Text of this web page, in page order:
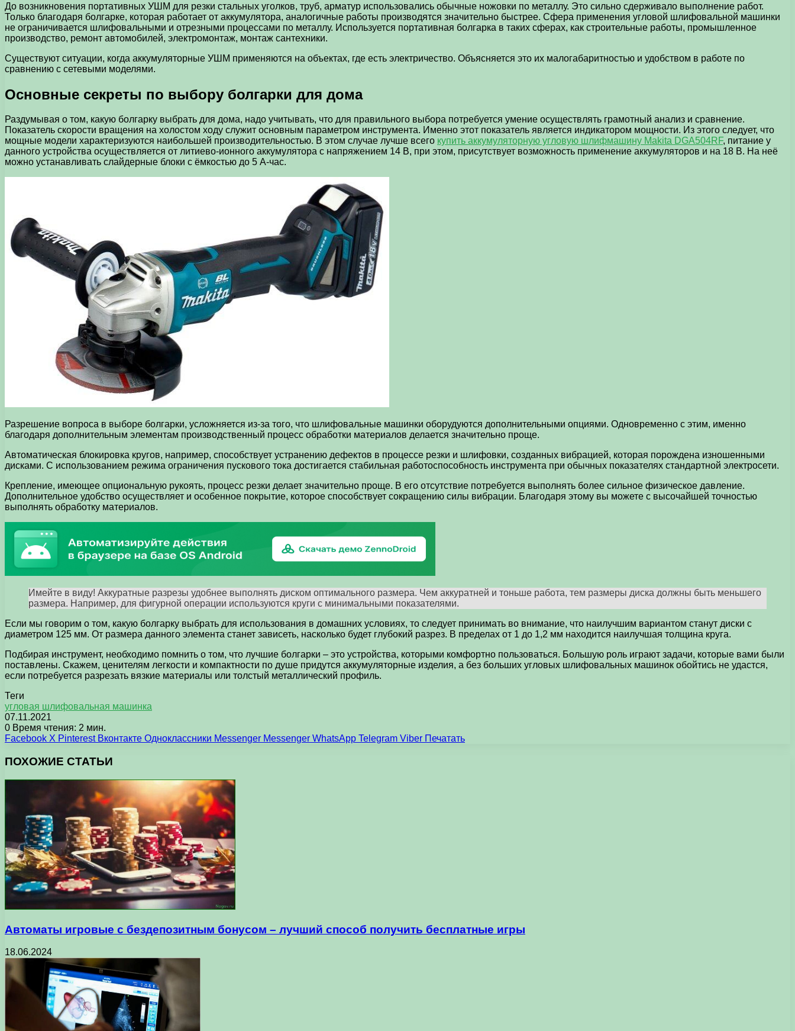
До возникновения портативных УШМ для резки стальных уголков, труб, арматур использовались обычные ножовки по металлу. Это сильно сдерживало выполнение работ.
Только благодаря болгарке, которая работает от аккумулятора, аналогичные работы производятся значительно быстрее. Сфера применения угловой шлифовальной машинки
не ограничивается шлифовальными и отрезными процессами по металлу. Используется портативная болгарка в таких сферах, как строительные работы, промышленное
производство, ремонт автомобилей, электромонтаж, монтаж сантехники.
Существуют ситуации, когда аккумуляторные УШМ применяются на объектах, где есть электричество. Объясняется это их малогабаритностью и удобством в работе по
сравнению с сетевыми моделями.
Основные секреты по выбору болгарки для дома
Раздумывая о том, какую болгарку выбрать для дома, надо учитывать, что для правильного выбора потребуется умение осуществлять грамотный анализ и сравнение.
Показатель скорости вращения на холостом ходу служит основным параметром инструмента. Именно этот показатель является индикатором мощности. Из этого следует, что
мощные модели характеризуются наибольшей производительностью. В этом случае лучше всего купить аккумуляторную угловую шлифмашину Makita DGA504RF, питание у
данного устройства осуществляется от литиево-ионного аккумулятора с напряжением 14 В, при этом, присутствует возможность применение аккумуляторов и на 18 В. На неё
можно устанавливать слайдерные блоки с ёмкостью до 5 А-час.
Разрешение вопроса в выборе болгарки, усложняется из-за того, что шлифовальные машинки оборудуются дополнительными опциями. Одновременно с этим, именно
благодаря дополнительным элементам производственный процесс обработки материалов делается значительно проще.
Автоматическая блокировка кругов, например, способствует устранению дефектов в процессе резки и шлифовки, созданных вибрацией, которая порождена изношенными
дисками. С использованием режима ограничения пускового тока достигается стабильная работоспособность инструмента при обычных показателях стандартной электросети.
Крепление, имеющее опциональную рукоять, процесс резки делает значительно проще. В его отсутствие потребуется выполнять более сильное физическое давление.
Дополнительное удобство осуществляет и особенное покрытие, которое способствует сокращению силы вибрации. Благодаря этому вы можете с высочайшей точностью
выполнять обработку материалов.
Имейте в виду! Аккуратные разрезы удобнее выполнять диском оптимального размера. Чем аккуратней и тоньше работа, тем размеры диска должны быть меньшего
размера. Например, для фигурной операции используются круги с минимальными показателями.
Если мы говорим о том, какую болгарку выбрать для использования в домашних условиях, то следует принимать во внимание, что наилучшим вариантом станут диски с
диаметром 125 мм. От размера данного элемента станет зависеть, насколько будет глубокий разрез. В пределах от 1 до 1,2 мм находится наилучшая толщина круга.
Подбирая инструмент, необходимо помнить о том, что лучшие болгарки – это устройства, которыми комфортно пользоваться. Большую роль играют задачи, которые вами были
поставлены. Скажем, ценителям легкости и компактности по душе придутся аккумуляторные изделия, а без больших угловых шлифовальных машинок обойтись не удастся,
если потребуется разрезать вязкие материалы или толстый металлический профиль.
Теги
угловая шлифовальная машинка
07.11.2021
0 Время чтения: 2 мин.
Facebook X Pinterest Вконтакте Одноклассники Messenger Messenger WhatsApp Telegram Viber Печатать
ПОХОЖИЕ СТАТЬИ
Автоматы игровые с бездепозитным бонусом – лучший способ получить бесплатные игры
18.06.2024